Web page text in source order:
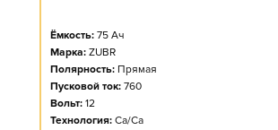
Ёмкость: 75 Ач
Марка: ZUBR
Полярность: Прямая
Пусковой ток: 760
Вольт: 12
Технология: Ca/Ca